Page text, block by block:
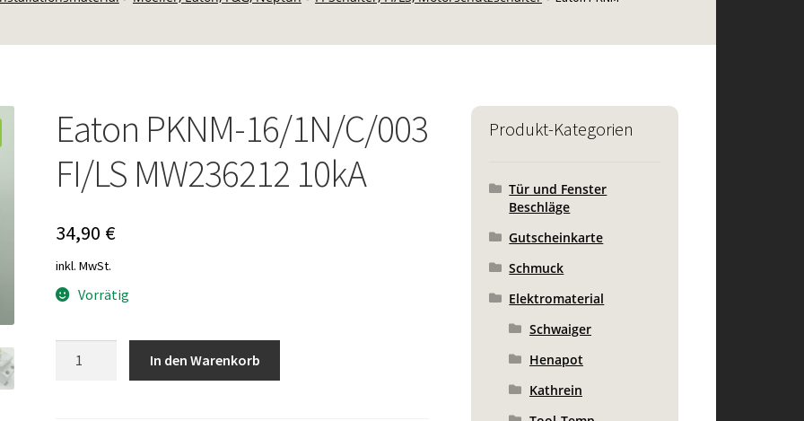
Eaton PKNM-16/1N/C/003
FI/LS MW236212 10kA
34,90 €
inkl. MwSt.
Vorrätig
In den Warenkorb
Produkt-Kategorien
Tür und Fenster
Beschläge
Gutscheinkarte
Schmuck
Elektromaterial
Schwaiger
Henapot
Kathrein